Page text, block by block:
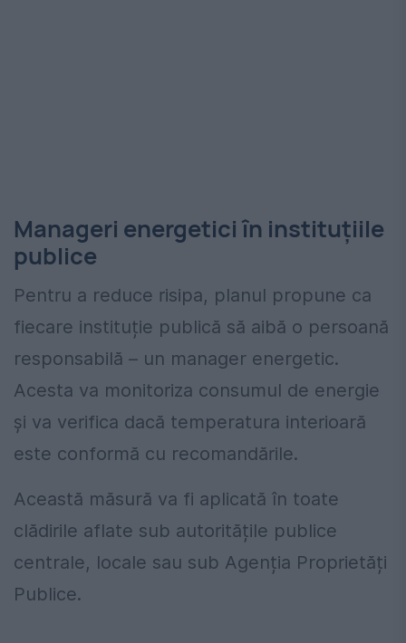
Manageri energetici în instituțiile
publice
Pentru a reduce risipa, planul propune ca
fiecare instituție publică să aibă o persoană
responsabilă – un manager energetic.
Acesta va monitoriza consumul de energie
și va verifica dacă temperatura interioară
este conformă cu recomandările.
Această măsură va fi aplicată în toate
clădirile aflate sub autoritățile publice
centrale, locale sau sub Agenția Proprietăți
Publice.